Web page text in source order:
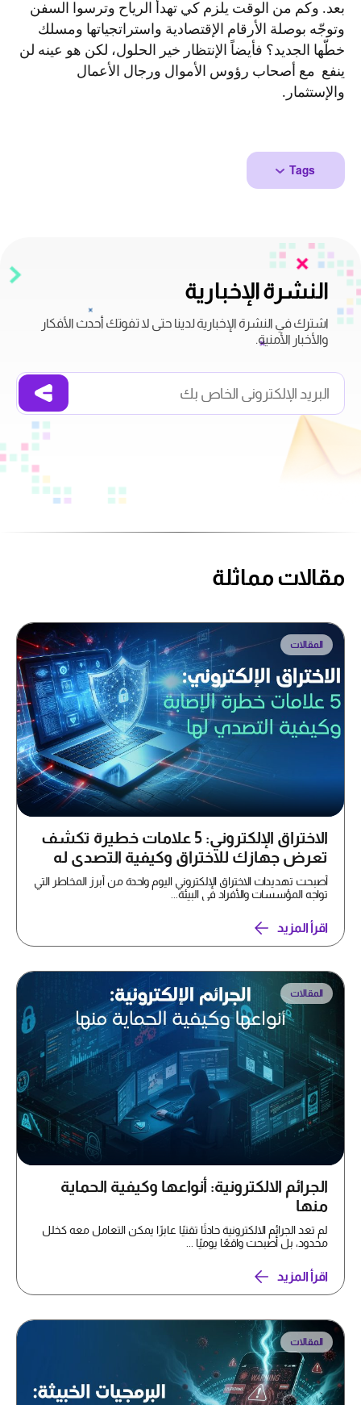
بعد. وكم من الوقت يلزم كي تهدأ الرياح وترسوا السفن
وتوجّه بوصلة الأرقام الإقتصادية واستراتجياتها ومسلك
خطّها الجديد؟ فأيضاً الإنتظار خير الحلول، لكن هو عينه لن
ينفع مع أصحاب رؤوس الأموال ورجال الأعمال
والإستثمار.
Tags
النشرة الإخبارية
اشترك في النشرة الإخبارية لدينا حتى لا تفوتك أحدث الأفكار
والأخبار الأمنية.
مقالات مماثلة
المقالات
الاختراق الإلكتروني: 5 علامات خطيرة تكشف
تعرض جهازك للاختراق وكيفية التصدي له
أصبحت تهديدات الاختراق الإلكتروني اليوم واحدة من أبرز المخاطر التي
تواجه المؤسسات والأفراد في البيئة...
اقرأ المزيد
المقالات
الجرائم الالكترونية: أنواعها وكيفية الحماية
منها
لم تعد الجرائم الالكترونية حادثًا تقنيًا عابرًا يمكن التعامل معه كخلل
محدود، بل أصبحت واقعًا يوميًا ...
اقرأ المزيد
المقالات